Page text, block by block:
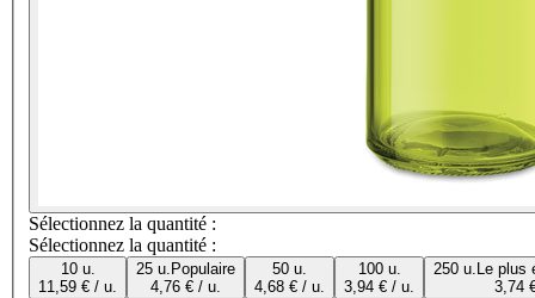
Sélectionnez la quantité :
Sélectionnez la quantité :
10 u.
11,59 € / u.
25 u. Populaire
4,76 € / u.
50 u.
4,68 € / u.
100 u.
3,94 € / u.
250 u. Le plus
3,74